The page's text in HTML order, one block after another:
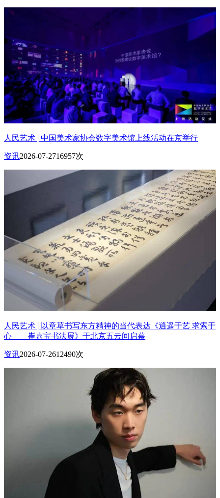
人民艺术 | 中国美术家协会数字美术馆上线活动在京举行
资讯2026-07-2716957次
人民艺术 | 以章草书写东方精神的当代表达《逍遥于艺 求索于
心——崔嘉宝书法展》于北京五云间启幕
资讯2026-07-2612490次